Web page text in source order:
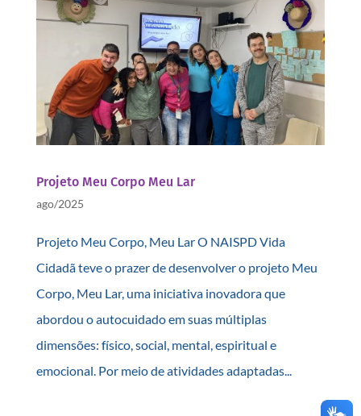
Projeto Meu Corpo Meu Lar
ago/2025
Projeto Meu Corpo, Meu Lar O NAISPD Vida
Cidadã teve o prazer de desenvolver o projeto Meu
Corpo, Meu Lar, uma iniciativa inovadora que
abordou o autocuidado em suas múltiplas
dimensões: físico, social, mental, espiritual e
emocional. Por meio de atividades adaptadas...